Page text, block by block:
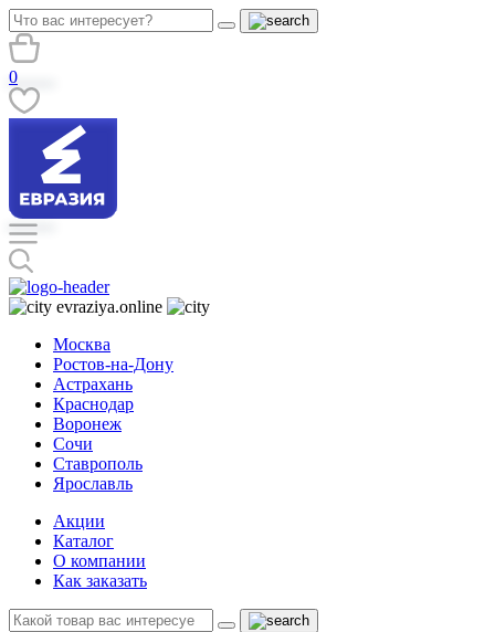
0
evraziya.online
Москва
Ростов-на-Дону
Астрахань
Краснодар
Воронеж
Сочи
Ставрополь
Ярославль
Акции
Каталог
О компании
Как заказать